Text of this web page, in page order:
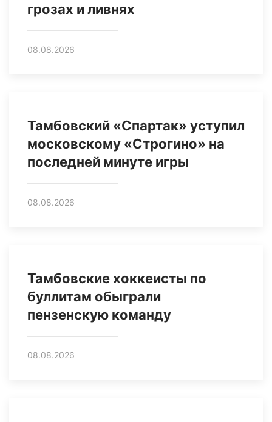
грозах и ливнях
08.08.2026
Тамбовский «Спартак» уступил
московскому «Строгино» на
последней минуте игры
08.08.2026
Тамбовские хоккеисты по
буллитам обыграли
пензенскую команду
08.08.2026